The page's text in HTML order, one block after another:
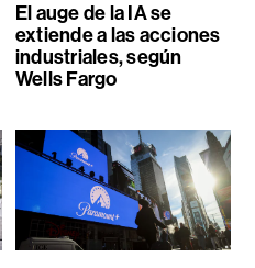
El auge de la IA se
extiende a las acciones
industriales, según
Wells Fargo